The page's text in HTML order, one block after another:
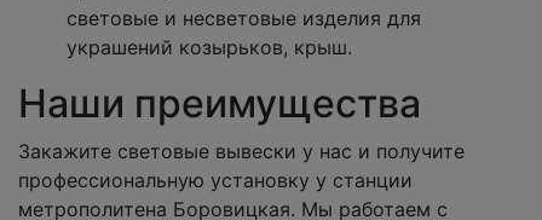
световые и несветовые изделия для
украшений козырьков, крыш.
Наши преимущества
Закажите световые вывески у нас и получите
профессиональную установку у станции
метрополитена Боровицкая. Мы работаем с